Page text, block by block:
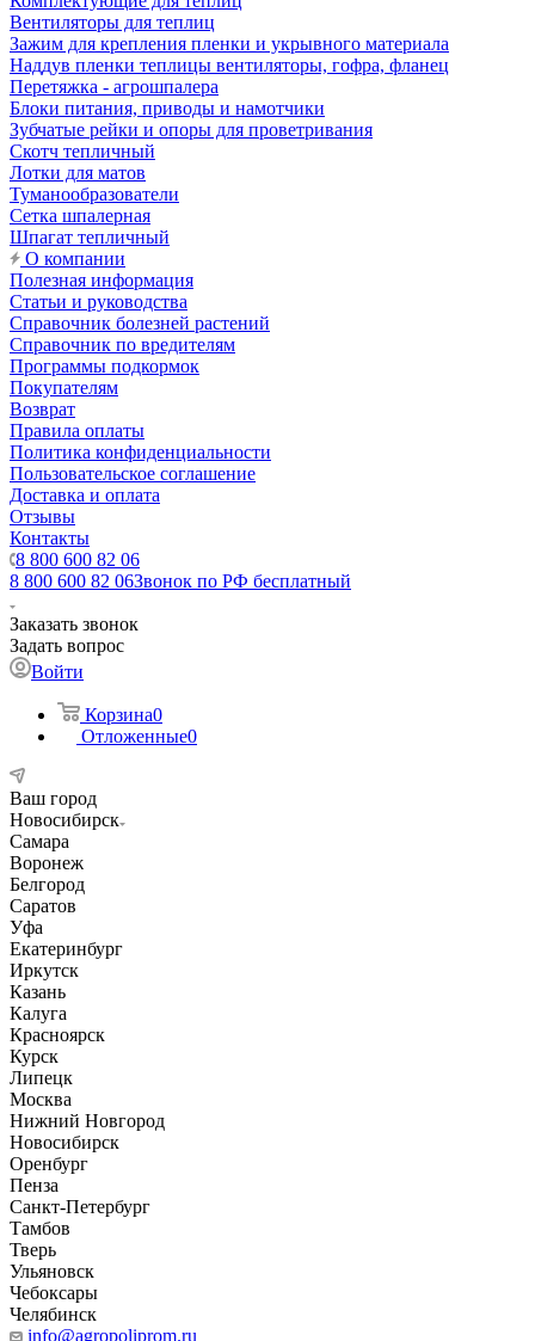
Вентиляторы для теплиц
Зажим для крепления пленки и укрывного материала
Наддув пленки теплицы вентиляторы, гофра, фланец
Перетяжка - агрошпалера
Блоки питания, приводы и намотчики
Зубчатые рейки и опоры для проветривания
Скотч тепличный
Лотки для матов
Туманообразователи
Сетка шпалерная
Шпагат тепличный
О компании
Полезная информация
Статьи и руководства
Справочник болезней растений
Справочник по вредителям
Программы подкормок
Покупателям
Возврат
Правила оплаты
Политика конфиденциальности
Пользовательское соглашение
Доставка и оплата
Отзывы
Контакты
8 800 600 82 06
8 800 600 82 06Звонок по РФ бесплатный
Заказать звонок
Задать вопрос
Войти
Корзина0
Отложенные0
Ваш город
Новосибирск
Самара
Воронеж
Белгород
Саратов
Уфа
Екатеринбург
Иркутск
Казань
Калуга
Красноярск
Курск
Липецк
Москва
Нижний Новгород
Новосибирск
Оренбург
Пенза
Санкт-Петербург
Тамбов
Тверь
Ульяновск
Чебоксары
Челябинск
info@agropoliprom.ru